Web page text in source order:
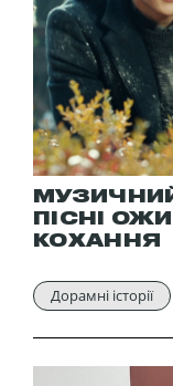
ПІСНІ
КОХАННЯ
Дорамні історії